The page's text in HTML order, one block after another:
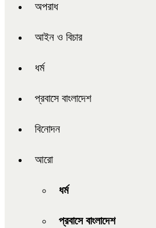
অপরাধ
আইন ও বিচার
ধর্ম
প্রবাসে বাংলাদেশ
বিনোদন
আরো
ধর্ম
প্রবাসে বাংলাদেশ